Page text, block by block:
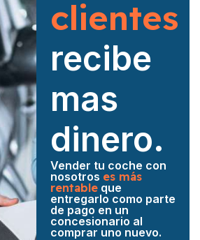
clientes
recibe
mas
dinero.
Vender tu coche con
nosotros es más
rentableque
entregarlo como parte
de pago en un
concesionario al
comprar uno nuevo.